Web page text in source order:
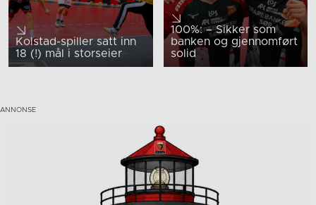
Kolstad-spiller satt inn
18 (!) mål i storseier
100%: – Sikker som
banken og gjennomført
solid